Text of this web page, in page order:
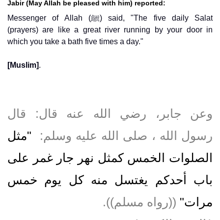
Jabir (May Allah be pleased with him) reported:
Messenger of Allah (ﷺ) said, "The five daily Salat
(prayers) are like a great river running by your door in
which you take a bath five times a day."
[Muslim].
وعن جابر، رضي الله عنه قال‏:‏ قال
رسول الله ، صلى الله عليه وسلم‏:‏ ‏
"‏مثل
الصلوات الخمس كمثل نهر جار غمر على
باب أحدكم يغتسل منه كل يوم خمس
مرات‏" ‏ ‏(‏‏(‏رواه مسلم‏)‏‏)‏‏.‏